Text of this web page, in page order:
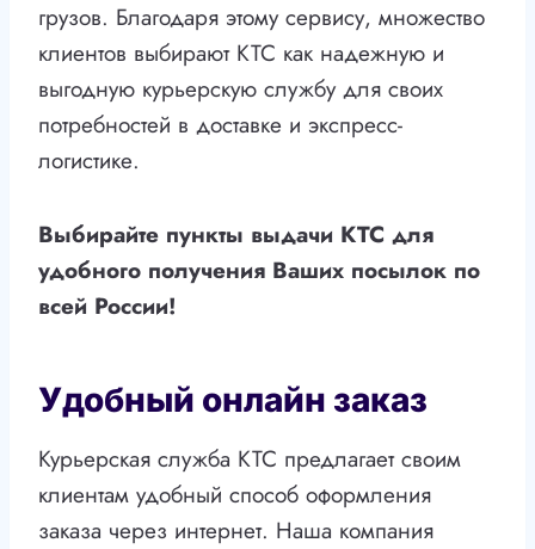
грузов. Благодаря этому сервису, множество
клиентов выбирают КТС как надежную и
выгодную курьерскую службу для своих
потребностей в доставке и экспресс-
логистике.
Выбирайте пункты выдачи КТС для
удобного получения Ваших посылок по
всей России!
Удобный онлайн заказ
Курьерская служба КТС предлагает своим
клиентам удобный способ оформления
заказа через интернет. Наша компания